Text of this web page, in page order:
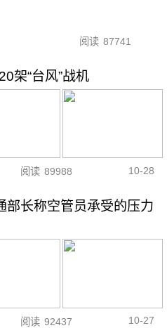
阅读 87741
架“台风”战机
阅读 89988 10-28
长称空管员承受的压力
阅读 92437 10-27